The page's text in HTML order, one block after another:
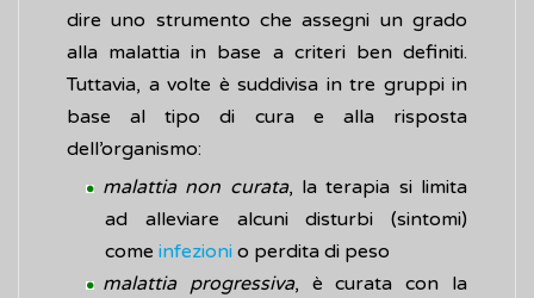
dire uno strumento che assegni un grado
alla malattia in base a criteri ben definiti.
Tuttavia, a volte è suddivisa in tre gruppi in
base al tipo di cura e alla risposta
dell’organismo:
malattia non curata, la terapia si limita
ad alleviare alcuni disturbi (sintomi)
come infezioni o perdita di peso
malattia progressiva, è curata con la